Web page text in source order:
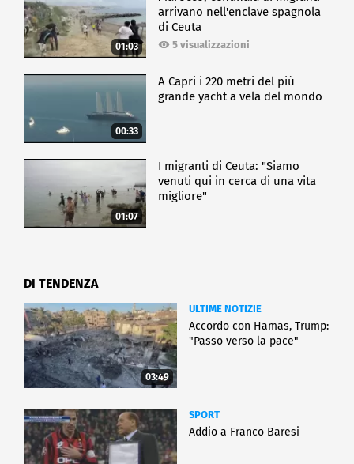
01:03
arrivano nell'enclave spagnola
di Ceuta
5 visualizzazioni
00:33
A Capri i 220 metri del più
grande yacht a vela del mondo
01:07
I migranti di Ceuta: "Siamo
venuti qui in cerca di una vita
migliore"
DI TENDENZA
03:49
ULTIME NOTIZIE
Accordo con Hamas, Trump:
"Passo verso la pace"
SPORT
Addio a Franco Baresi